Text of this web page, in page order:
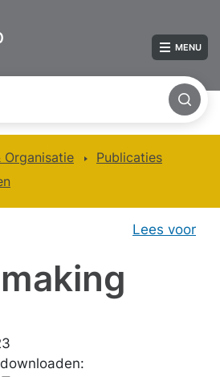
MENU
Organisatie
Publicaties
Lees voor